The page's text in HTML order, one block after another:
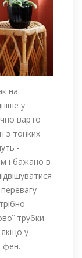
на
у
варто
з тонких
-
і бажано в
трубки
якщо у
фен.